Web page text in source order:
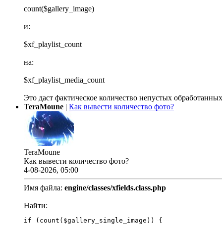
count($gallery_image)
и:
$xf_playlist_count
на:
$xf_playlist_media_count
Это даст фактическое количество непустых
TeraMoune | Как вывести количество фото?
TeraMoune
Как вывести количество фото?
4-08-2026, 05:00
Имя файла: engine/classes/xfields.class.php
Найти:
if (count($gallery_single_image)) {